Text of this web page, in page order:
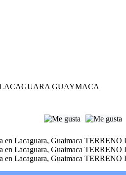
GUAYMACA